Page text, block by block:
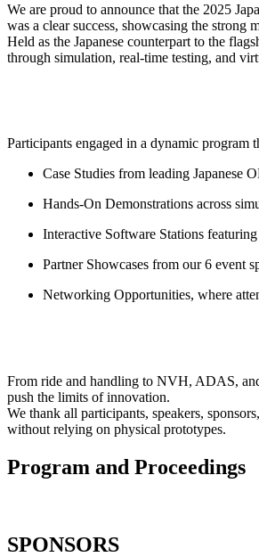
We are proud to announce that the 2025
was a clear success, showcasing the
Held as the Japanese counterpart to the
through simulation, real-time testing, and
Participants engaged in a dynamic program
Case Studies from leading
Hands-On Demonstrations across
Interactive Software Stations
Partner Showcases from our 6 event
Networking Opportunities, where
From ride and handling to NVH, ADAS,
push the limits of innovation.
We thank all participants, speakers,
without relying on physical prototypes.
Program and Proceedings
SPONSORS